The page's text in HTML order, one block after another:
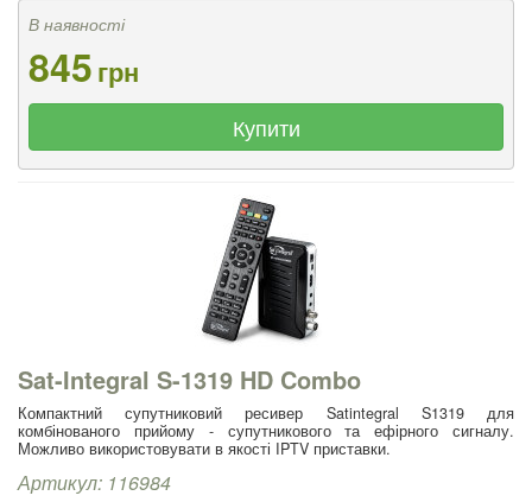
В наявності
845грн
Купити
Sat-Integral S-1319 HD Combo
Компактний супутниковий ресивер Satintegral S1319 для
комбінованого прийому - супутникового та ефірного сигналу.
Можливо використовувати в якості IPTV приставки.
Артикул: 116984